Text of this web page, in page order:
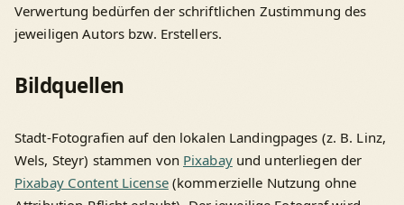
Verwertung bedürfen der schriftlichen Zustimmung des
jeweiligen Autors bzw. Erstellers.
Bildquellen
Stadt-Fotografien auf den lokalen Landingpages (z. B. Linz,
Wels, Steyr) stammen von Pixabayund unterliegen der
Pixabay Content License(kommerzielle Nutzung ohne